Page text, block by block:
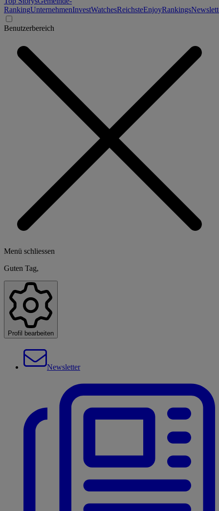
RankingUnternehmenInvestWatchesReichsteEnjoyRankings
Benutzerbereich
Menü schliessen
Guten Tag,
Profil bearbeiten
Newsletter